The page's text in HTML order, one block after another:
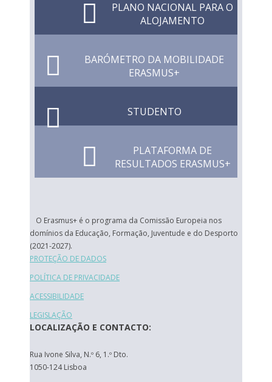
PLANO NACIONAL PARA O
ALOJAMENTO
BARÓMETRO DA MOBILIDADE
ERASMUS+
STUDENTO
PLATAFORMA DE
RESULTADOS ERASMUS+
O Erasmus+ é o programa da Comissão Europeia nos
domínios da Educação, Formação, Juventude e do Desporto
(2021-2027).
PROTEÇÃO DE DADOS
POLÍTICA DE PRIVACIDADE
ACESSIBILIDADE
LEGISLAÇÃO
LOCALIZAÇÃO E CONTACTO:
Rua Ivone Silva, N.º 6, 1.º Dto.
1050-124 Lisboa